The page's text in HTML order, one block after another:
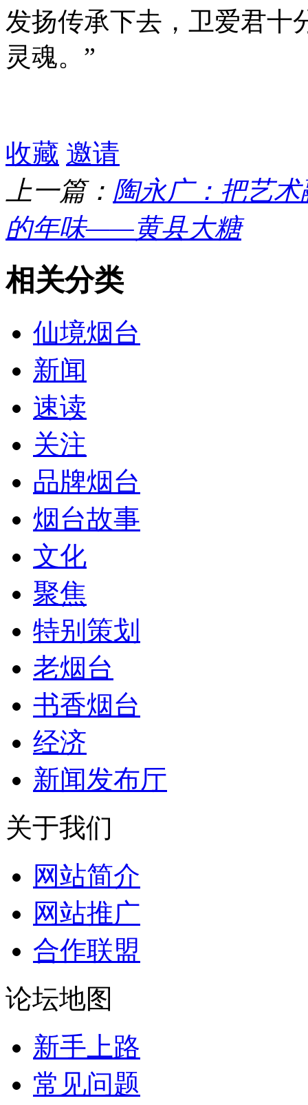
发扬传承下去，卫爱君十
灵魂。”
收藏 邀请
上一篇： 陶永广：把艺
的年味——黄县大糖
相关分类
仙境烟台
新闻
速读
关注
品牌烟台
烟台故事
文化
聚焦
特别策划
老烟台
书香烟台
经济
新闻发布厅
关于我们
网站简介
网站推广
合作联盟
论坛地图
新手上路
常见问题